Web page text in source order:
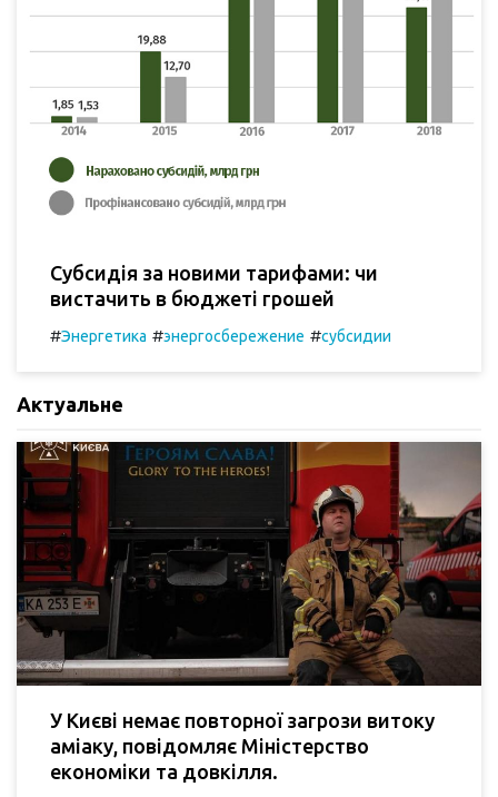
Субсидія за новими тарифами: чи
вистачить в бюджеті грошей
#Энергетика #энергосбережение #субсидии
Актуальне
У Києві немає повторної загрози витоку
аміаку, повідомляє Міністерство
економіки та довкілля.